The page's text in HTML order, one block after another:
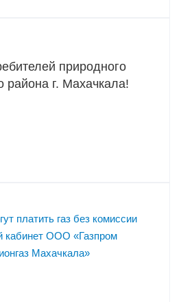
природного
района г. Махачкала!